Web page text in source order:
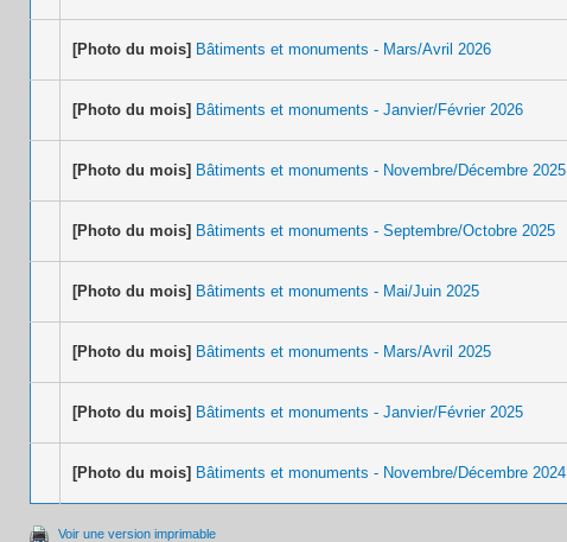
[Photo du mois] Bâtiments et monuments - Mars/Avril 2026
[Photo du mois] Bâtiments et monuments - Janvier/Février 2026
[Photo du mois] Bâtiments et monuments - Novembre/Décembre 2025
[Photo du mois] Bâtiments et monuments - Septembre/Octobre 2025
[Photo du mois] Bâtiments et monuments - Mai/Juin 2025
[Photo du mois] Bâtiments et monuments - Mars/Avril 2025
[Photo du mois] Bâtiments et monuments - Janvier/Février 2025
[Photo du mois] Bâtiments et monuments - Novembre/Décembre 2024
Voir une version imprimable